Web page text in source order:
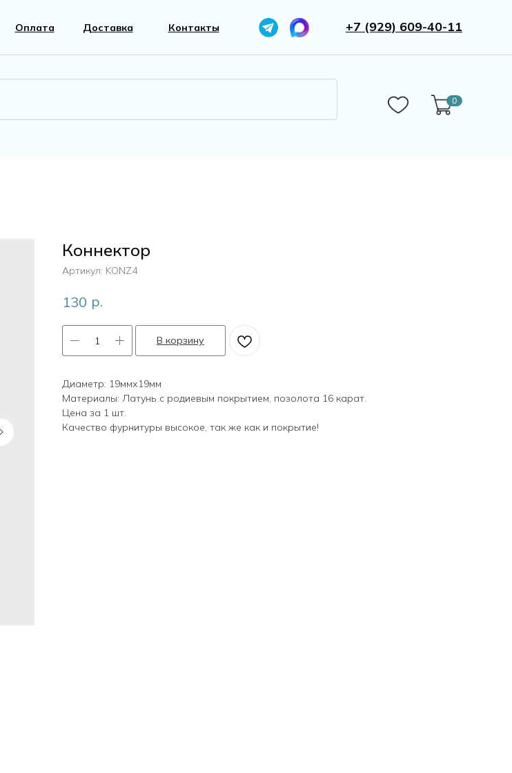
+7 (929) 609-40-11
Оплата Контакты
Доставка
0
0
Коннектор
Артикул: KONZ4
130 р.
В корзину
Диаметр: 19ммх19мм
Материалы: Латунь с родиевым покрытием, позолота 16 карат.
Цена за 1 шт.
Качество фурнитуры высокое, так же как и покрытие!